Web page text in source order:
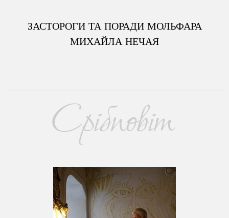
ЗАСТОРОГИ ТА ПОРАДИ МОЛЬФАРА
МИХАЙЛА НЕЧАЯ